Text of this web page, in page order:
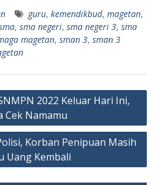
guru, kemendikbud, magetan,
, sma negeri, sma negeri 3, sma
magetan, sman 3, sman 3
2022 Keluar Hari Ini,
Cek Namamu
Korban Penipuan Masih
Uang Kembali